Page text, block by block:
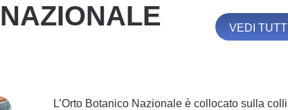
VEDI
L’Orto Botanico Nazionale è collocato sulla